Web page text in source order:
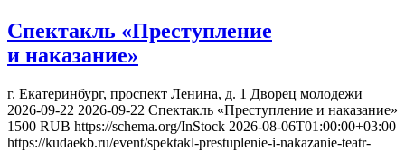
Спектакль «Преступление
и наказание»
г. Екатеринбург, проспект Ленина, д. 1 Дворец молодежи
2026-09-22 2026-09-22 Спектакль «Преступление и наказание»
1500 RUB https://schema.org/InStock 2026-08-06T01:00:00+03:00
https://kudaekb.ru/event/spektakl-prestuplenie-i-nakazanie-teatr-